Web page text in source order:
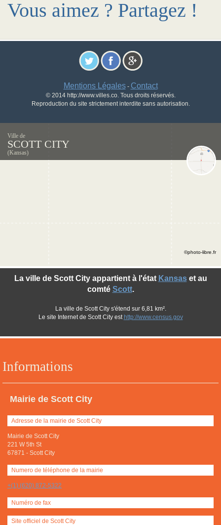
Vous aimez ? Partagez !
Mentions Légales- Contact
© 2014 http://www.villes.co. Tous droits réservés.
Reproduction du site strictement interdite sans autorisation.
Ville de
SCOTT CITY
(Kansas)
Informations
Mairie de Scott City
Adresse de la mairie de Scott City
Mairie de Scott City
221 W 5th St
67871 - Scott City
Numero de téléphone de la mairie
+(1) (620) 872-5322
Numéro de fax
Site officiel de Scott City
La ville de Scott City appartient à l'état Kansaset au
comté Scott.
La ville de Scott City s'étend sur 6,81 km².
Le site Internet de Scott City est http://www.census.gov
©photo-libre.fr